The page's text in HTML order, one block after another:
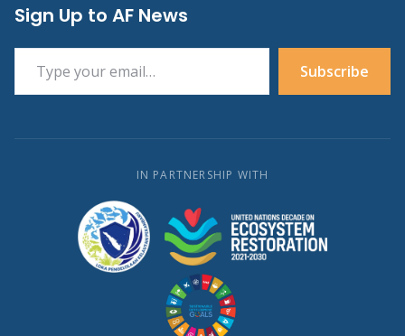
Sign Up to AF News
Type your email…
Subscribe
IN PARTNERSHIP WITH